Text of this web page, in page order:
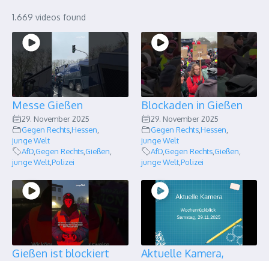
1.669 videos found
Messe Gießen
29. November 2025
Gegen RechtsHessen
junge Welt
AfD Gegen Rechts Gießen
junge WeltPolizei
Blockaden in Gießen
29. November 2025
Gegen Rechts,Hessen
junge Welt
AfD, Gegen Rechts, Gießen
junge Welt,Polizei
Gießen ist blockiert
Aktuelle Kamera,